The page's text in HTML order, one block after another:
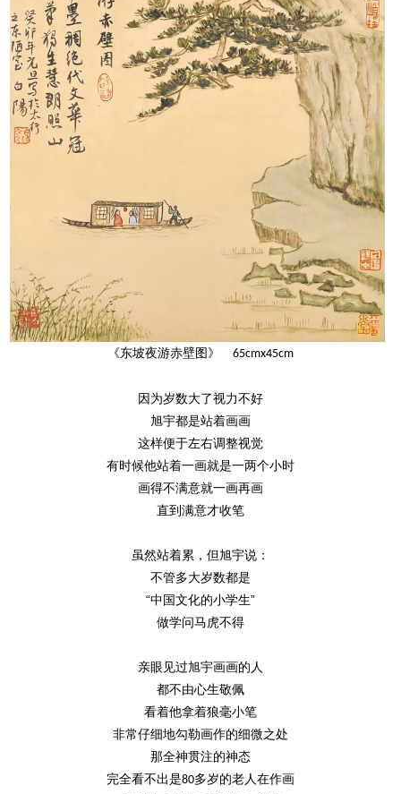
《东坡夜游赤壁图》 65cmx45cm
因为岁数大了视力不好
旭宇都是站着画画
这样便于左右调整视觉
有时候他站着一画就是一两个小时
画得不满意就一画再画
直到满意才收笔
虽然站着累，但旭宇说：
不管多大岁数都是
“中国文化的小学生”
做学问马虎不得
亲眼见过旭宇画画的人
都不由心生敬佩
看着他拿着狼毫小笔
非常仔细地勾勒画作的细微之处
那全神贯注的神态
完全看不出是80多岁的老人在作画